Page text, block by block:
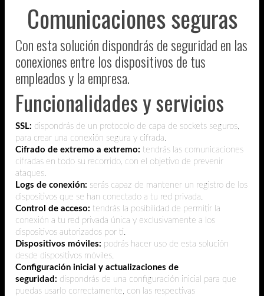
Comunicaciones seguras
Con esta solución dispondrás de seguridad en las
conexiones entre los dispositivos de tus
empleados y la empresa.
Funcionalidades y servicios
SSL: dispondrás de un protocolo de capa de sockets seguros,
para crear una conexión segura y cifrada.
Cifrado de extremo a extremo: tendrás las comunicaciones
cifradas en todo su recorrido, con el objetivo de prevenir
ataques.
Logs de conexión: serás capaz de mantener un registro de los
dispositivos que se han conectado a tu red privada.
Control de acceso: tendrás la posibilidad de permitir la
conexión a tu red privada única y exclusivamente a los
dispositivos autorizados por ti.
Dispositivos móviles: podrás hacer uso de esta solución
desde dispositivos móviles.
Configuración inicial y actualizaciones de
seguridad: dispondrás de una configuración inicial para que
puedas usarlo correctamente, con las respectivas